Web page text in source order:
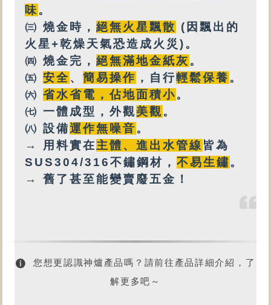
味 。
㈢ 燒金時， 絕無火星飄散 (因飄出的
火星+乾燥天氣恐造成火災)。
㈣ 燒金完， 絕無滿地金紙灰 。
㈤ 安全、 簡易操作 ，自行輕鬆保養 。
㈥ 省水省電，佔地面積小。
㈦ 一體成型，外觀美觀。
㈧ 設備運作無噪音 。
→ 用料實在主體、進出水管線 皆為
SUS304/316不鏽鋼材， 不易生鏽 。
→ 舊了甚至能變賣廢五金！
您想更認識神爐產品嗎？請前往產品詳細介紹，了
解更多吧～